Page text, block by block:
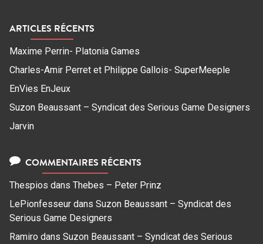
ARTICLES RÉCENTS
Maxime Perrin- Platonia Games
Charles-Amir Perret et Philippe Gallois- SuperMeeple
EnVies EnJeux
Suzon Beaussant – Syndicat des Serious Game Designers
Jarvin
COMMENTAIRES RÉCENTS
Thespios dans Thebes – Peter Prinz
LePionfesseur dans Suzon Beaussant – Syndicat des
Serious Game Designers
Ramiro dans Suzon Beaussant – Syndicat des Serious